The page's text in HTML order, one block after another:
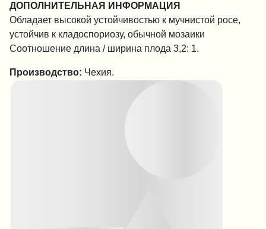
ДОПОЛНИТЕЛЬНАЯ ИНФОРМАЦИЯ
Обладает высокой устойчивостью к мучнистой росе,
устойчив к кладоспориозу, обычной мозаики
Соотношение длина / ширина плода 3,2: 1.
Производство: Чехия.